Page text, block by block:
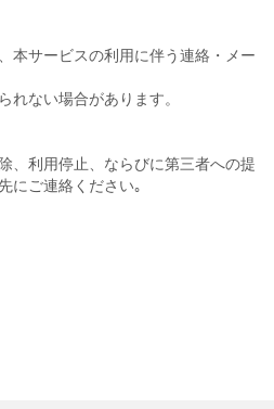
本サービスの利用に伴う連絡・メー
ない場合があります。
、利用停止、ならびに第三者への提
にご連絡ください｡